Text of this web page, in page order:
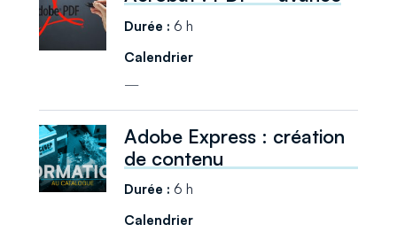
6 h
—
Adobe Express : création
de contenu
6 h